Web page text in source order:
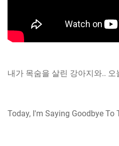
내가 목숨을 살린 강아지와..
Today, I'm Saying Goodbye To